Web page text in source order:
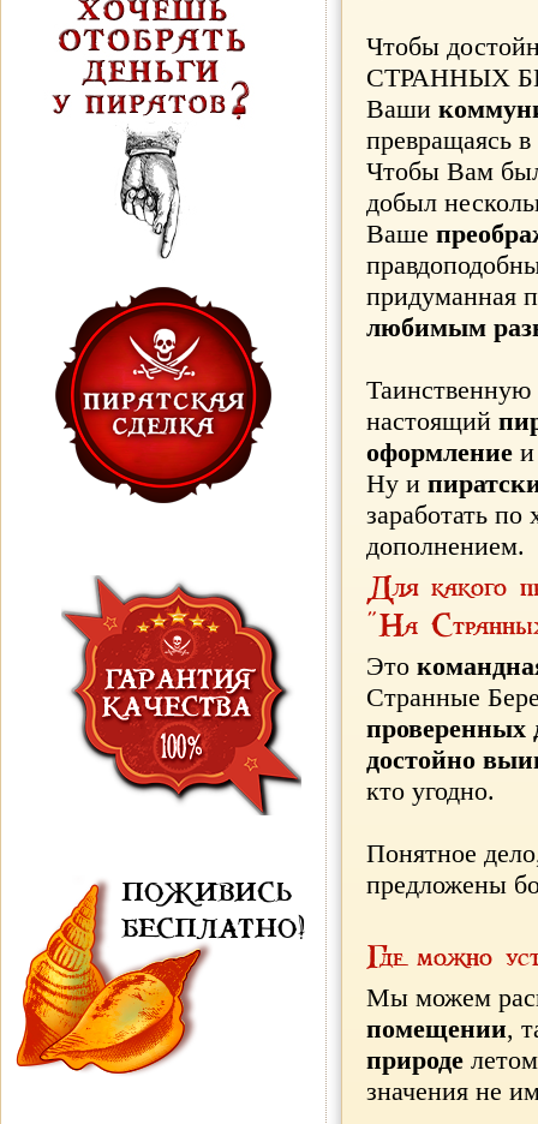
ПОЖИВИСЬ
БЕСПЛАТНО!
Чтобы
СТРАННЫХ
Ваши
превращаясь
Чтобы Вам
добыл
Ваше
придуманная
любимым
Таинственную
настоящий
оформление
Ну и
заработать
дополнением.
Для какого
"На
Это
Странные
проверенных
достойно
кто угодно.
Понятное
предложены
Где можно
Мы можем
помещении,
природе
значения не